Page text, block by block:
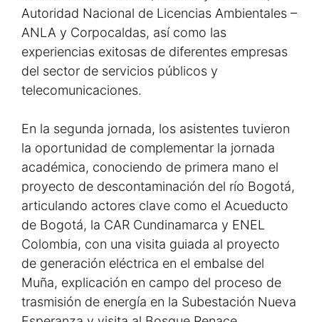
Autoridad Nacional de Licencias Ambientales –
ANLA y Corpocaldas, así como las
experiencias exitosas de diferentes empresas
del sector de servicios públicos y
telecomunicaciones.
En la segunda jornada, los asistentes tuvieron
la oportunidad de complementar la jornada
académica, conociendo de primera mano el
proyecto de descontaminación del río Bogotá,
articulando actores clave como el Acueducto
de Bogotá, la CAR Cundinamarca y ENEL
Colombia, con una visita guiada al proyecto
de generación eléctrica en el embalse del
Muña, explicación en campo del proceso de
trasmisión de energía en la Subestación Nueva